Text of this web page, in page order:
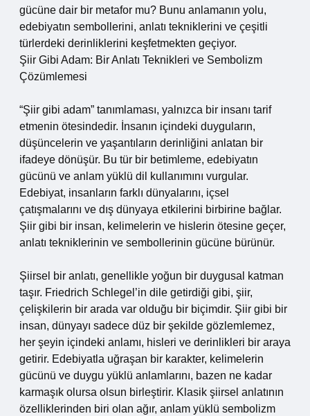
gücüne dair bir metafor mu? Bunu anlamanın yolu,
edebiyatın sembollerini, anlatı tekniklerini ve çeşitli
türlerdeki derinliklerini keşfetmekten geçiyor.
Şiir Gibi Adam: Bir Anlatı Teknikleri ve Sembolizm
Çözümlemesi
“Şiir gibi adam” tanımlaması, yalnızca bir insanı tarif
etmenin ötesindedir. İnsanın içindeki duyguların,
düşüncelerin ve yaşantıların derinliğini anlatan bir
ifadeye dönüşür. Bu tür bir betimleme, edebiyatın
gücünü ve anlam yüklü dil kullanımını vurgular.
Edebiyat, insanların farklı dünyalarını, içsel
çatışmalarını ve dış dünyaya etkilerini birbirine bağlar.
Şiir gibi bir insan, kelimelerin ve hislerin ötesine geçer,
anlatı tekniklerinin ve sembollerinin gücüne bürünür.
Şiirsel bir anlatı, genellikle yoğun bir duygusal katman
taşır. Friedrich Schlegel’in dile getirdiği gibi, şiir,
çelişkilerin bir arada var olduğu bir biçimdir. Şiir gibi bir
insan, dünyayı sadece düz bir şekilde gözlemlemez,
her şeyin içindeki anlamı, hisleri ve derinlikleri bir araya
getirir. Edebiyatla uğraşan bir karakter, kelimelerin
gücünü ve duygu yüklü anlamlarını, bazen ne kadar
karmaşık olursa olsun birleştirir. Klasik şiirsel anlatının
özelliklerinden biri olan ağır, anlam yüklü sembolizm